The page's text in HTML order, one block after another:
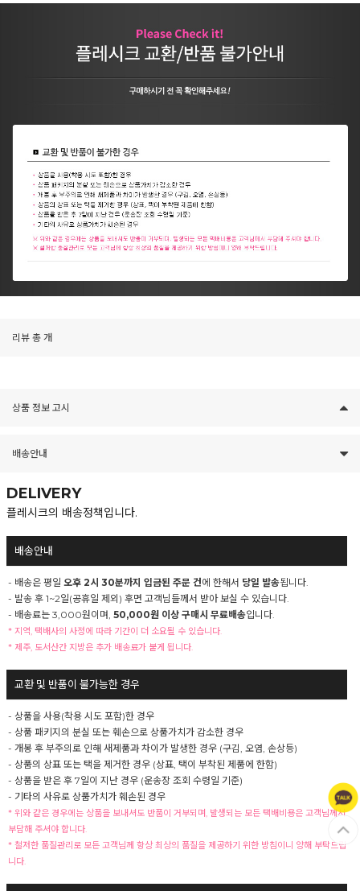
리뷰 총 개
상품 정보 고시
배송안내
DELIVERY
플레시크의 배송정책입니다.
배송안내
- 배송은 평일 오후 2시 30분까지 입금된 주문 건에 한해서 당일 발송됩니다.
- 발송 후 1~2일(공휴일 제외) 후면 고객님들께서 받아 보실 수 있습니다.
- 배송료는 3,000원이며, 50,000원 이상 구매시 무료배송입니다.
* 지역, 택배사의 사정에 따라 기간이 더 소요될 수 있습니다.
* 제주, 도서산간 지방은 추가 배송료가 붙게 됩니다.
교환 및 반품이 불가능한 경우
- 상품을 사용(착용 시도 포함)한 경우
- 상품 패키지의 분실 또는 훼손으로 상품가치가 감소한 경우
- 개봉 후 부주의로 인해 새제품과 차이가 발생한 경우 (구김, 오염, 손상등)
- 상품의 상표 또는 택을 제거한 경우 (상표, 택이 부착된 제품에 한함)
- 상품을 받은 후 7일이 지난 경우 (운송장 조회 수령일 기준)
- 기타의 사유로 상품가치가 훼손된 경우
* 위와 같은 경우에는 상품을 보내셔도 반품이 거부되며, 발생되는 모든 택배비용은 고객님께서
부담해 주셔야 합니다.
* 철저한 품질관리로 모든 고객님께 항상 최상의 품질을 제공하기 위한 방침이니 양해 부탁드립
니다.